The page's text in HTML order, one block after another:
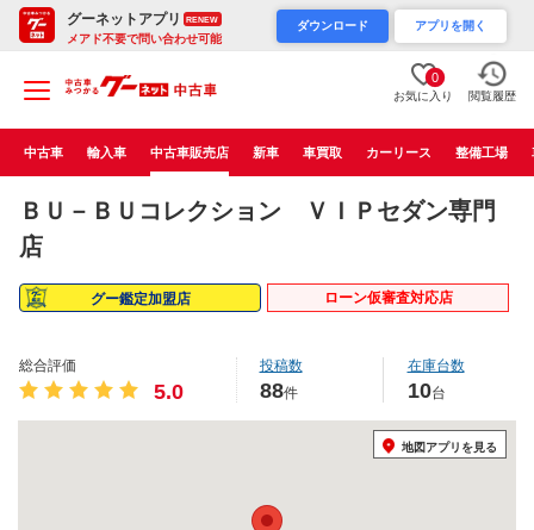
グーネットアプリ RENEW
メアド不要で問い合わせ可能
ダウンロード アプリを開く
0
お気に入り 閲覧履歴
中古車 輸入車 中古車販売店 新車 車買取 カーリース 整備工場
ＢＵ－ＢＵコレクション ＶＩＰセダン専門
店
グー鑑定加盟店 ローン仮審査対応店
総合評価
5.0
投稿数
88件
在庫台数
10台
地図アプリを見る